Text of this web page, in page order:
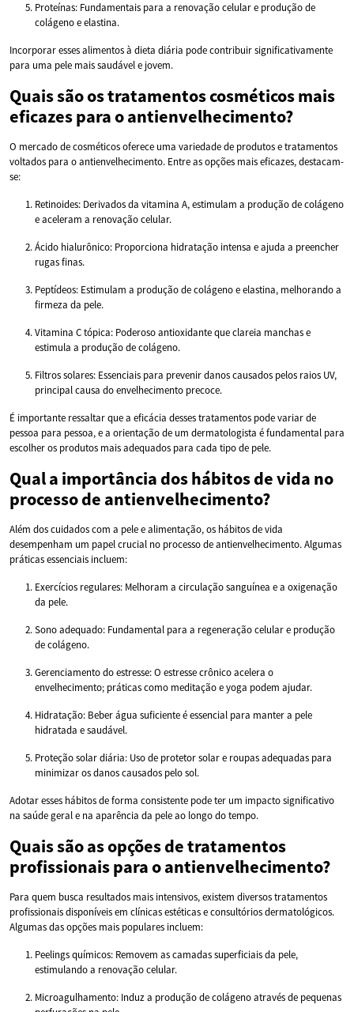
Proteínas: Fundamentais para a renovação celular e produção de
colágeno e elastina.
Incorporar esses alimentos à dieta diária pode contribuir significativamente
para uma pele mais saudável e jovem.
Quais são os tratamentos cosméticos mais
eficazes para o antienvelhecimento?
O mercado de cosméticos oferece uma variedade de produtos e tratamentos
voltados para o antienvelhecimento. Entre as opções mais eficazes, destacam-
se:
Retinoides: Derivados da vitamina A, estimulam a produção de colágeno
e aceleram a renovação celular.
Ácido hialurônico: Proporciona hidratação intensa e ajuda a preencher
rugas finas.
Peptídeos: Estimulam a produção de colágeno e elastina, melhorando a
firmeza da pele.
Vitamina C tópica: Poderoso antioxidante que clareia manchas e
estimula a produção de colágeno.
Filtros solares: Essenciais para prevenir danos causados pelos raios UV,
principal causa do envelhecimento precoce.
É importante ressaltar que a eficácia desses tratamentos pode variar de
pessoa para pessoa, e a orientação de um dermatologista é fundamental para
escolher os produtos mais adequados para cada tipo de pele.
Qual a importância dos hábitos de vida no
processo de antienvelhecimento?
Além dos cuidados com a pele e alimentação, os hábitos de vida
desempenham um papel crucial no processo de antienvelhecimento. Algumas
práticas essenciais incluem:
Exercícios regulares: Melhoram a circulação sanguínea e a oxigenação
da pele.
Sono adequado: Fundamental para a regeneração celular e produção
de colágeno.
Gerenciamento do estresse: O estresse crônico acelera o
envelhecimento; práticas como meditação e yoga podem ajudar.
Hidratação: Beber água suficiente é essencial para manter a pele
hidratada e saudável.
Proteção solar diária: Uso de protetor solar e roupas adequadas para
minimizar os danos causados pelo sol.
Adotar esses hábitos de forma consistente pode ter um impacto significativo
na saúde geral e na aparência da pele ao longo do tempo.
Quais são as opções de tratamentos
profissionais para o antienvelhecimento?
Para quem busca resultados mais intensivos, existem diversos tratamentos
profissionais disponíveis em clínicas estéticas e consultórios dermatológicos.
Algumas das opções mais populares incluem:
Peelings químicos: Removem as camadas superficiais da pele,
estimulando a renovação celular.
Microagulhamento: Induz a produção de colágeno através de pequenas